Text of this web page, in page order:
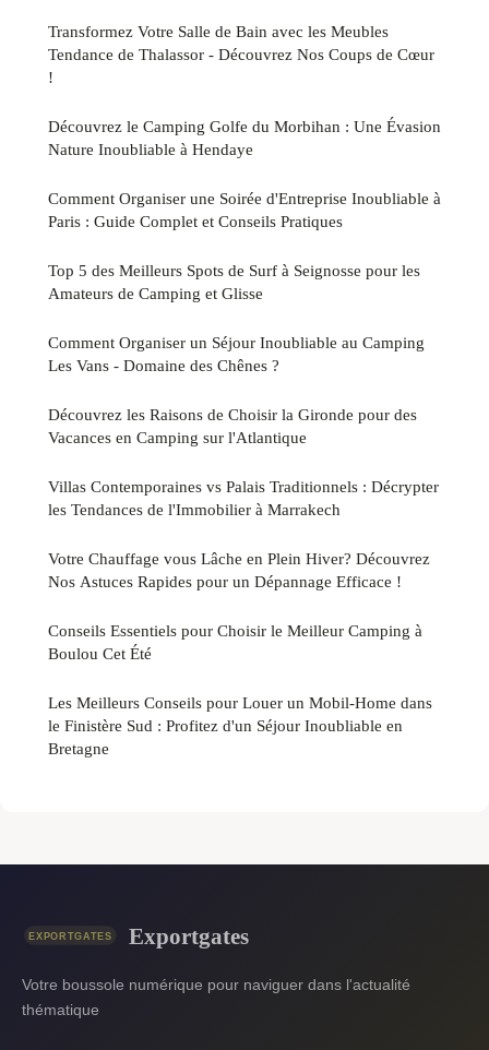
Transformez Votre Salle de Bain avec les Meubles
Tendance de Thalassor - Découvrez Nos Coups de Cœur
!
Découvrez le Camping Golfe du Morbihan : Une Évasion
Nature Inoubliable à Hendaye
Comment Organiser une Soirée d'Entreprise Inoubliable à
Paris : Guide Complet et Conseils Pratiques
Top 5 des Meilleurs Spots de Surf à Seignosse pour les
Amateurs de Camping et Glisse
Comment Organiser un Séjour Inoubliable au Camping
Les Vans - Domaine des Chênes ?
Découvrez les Raisons de Choisir la Gironde pour des
Vacances en Camping sur l'Atlantique
Villas Contemporaines vs Palais Traditionnels : Décrypter
les Tendances de l'Immobilier à Marrakech
Votre Chauffage vous Lâche en Plein Hiver? Découvrez
Nos Astuces Rapides pour un Dépannage Efficace !
Conseils Essentiels pour Choisir le Meilleur Camping à
Boulou Cet Été
Les Meilleurs Conseils pour Louer un Mobil-Home dans
le Finistère Sud : Profitez d'un Séjour Inoubliable en
Bretagne
Exportgates
Votre boussole numérique pour naviguer dans l'actualité
thématique